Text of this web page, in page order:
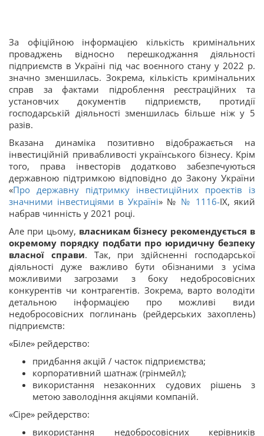
За офіційною інформацією кількість кримінальних
проваджень відносно перешкоджання діяльності
підприємств в Україні під час воєнного стану у 2022 р.
значно зменшилась. Зокрема, кількість кримінальних
справ за фактами підроблення реєстраційних та
установчих документів підприємств, протидії
господарській діяльності зменшилась більше ніж у 5
разів.
Вказана динаміка позитивно відображається на
інвестиційній привабливості українського бізнесу. Крім
того, права інвесторів додатково забезпечуються
державною підтримкою відповідно до Закону України
«Про державну підтримку інвестиційних проектів із
значними інвестиціями в Україні» № № 1116-IX, який
набрав чинність у 2021 році.
Але при цьому, власникам бізнесу рекомендується в
окремому порядку подбати про юридичну безпеку
власної справи. Так, при здійсненні господарської
діяльності дуже важливо бути обізнаними з усіма
можливими загрозами з боку недобросовісних
конкурентів чи контрагентів. Зокрема, варто володіти
детальною інформацією про можливі види
недобросовісних поглинань (рейдерських захоплень)
підприємств:
«Біле» рейдерство:
придбання акцій / часток підприємства;
корпоративний шатнаж (грінмейл);
використання незаконних судових рішень з
метою заволодіння акціями компаній.
«Сіре» рейдерство:
використання недобросовісних керівників